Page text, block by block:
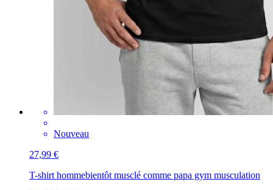
Nouveau
27,99 €
T-shirt hommebientôt musclé comme papa gym musculation